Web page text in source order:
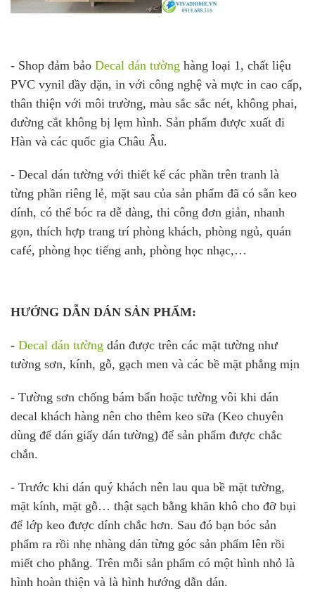
- Shop đảm bảo Decal dán tường hàng loại 1, chất liệu
PVC vynil dầy dặn, in với công nghệ và mực in cao cấp,
thân thiện với môi trường, màu sắc sắc nét, không phai,
đường cắt không bị lẹm hình. Sản phẩm được xuất đi
Hàn và các quốc gia Châu Âu.
- Decal dán tường với thiết kế các phần trên tranh là
từng phần riêng lẻ, mặt sau của sản phẩm đã có sẵn keo
dính, có thể bóc ra dễ dàng, thi công đơn giản, nhanh
gọn, thích hợp trang trí phòng khách, phòng ngủ, quán
café, phòng học tiếng anh, phòng học nhạc,…
HƯỚNG DẪN DÁN SẢN PHẨM:
- Decal dán tường dán được trên các mặt tường như
tường sơn, kính, gỗ, gạch men và các bề mặt phẳng mịn
- Tường sơn chống bám bẩn hoặc tường vôi khi dán
decal khách hàng nên cho thêm keo sữa (Keo chuyên
dùng để dán giấy dán tường) để sản phẩm được chắc
chắn.
- Trước khi dán quý khách nên lau qua bề mặt tường,
mặt kính, mặt gỗ… thật sạch bằng khăn khô cho đỡ bụi
để lớp keo được dính chắc hơn. Sau đó bạn bóc sản
phẩm ra rồi nhẹ nhàng dán từng góc sản phẩm lên rồi
miết cho phẳng. Trên mỗi sản phẩm có một hình nhỏ là
hình hoàn thiện và là hình hướng dẫn dán.